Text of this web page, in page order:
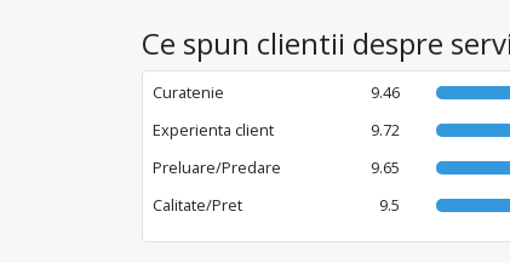
Ce spun clientii despre
Curatenie 9.46
Experienta client
9.72
Preluare/Predare
9.65
Calitate/Pret
9.5